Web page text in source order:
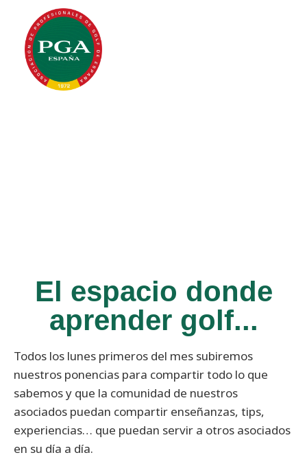
El espacio donde
aprender golf...
Todos los lunes primeros del mes subiremos
nuestros ponencias para compartir todo lo que
sabemos y que la comunidad de nuestros
asociados puedan compartir enseñanzas, tips,
experiencias… que puedan servir a otros asociados
en su día a día.